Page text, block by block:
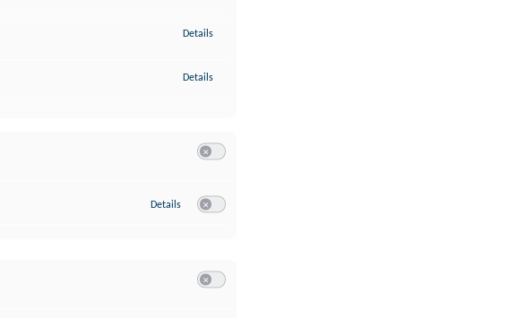
Details
Details
Details zu Google Analytics